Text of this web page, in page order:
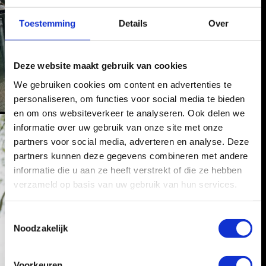
Toestemming Details Over
Deze website maakt gebruik van cookies
We gebruiken cookies om content en advertenties te
personaliseren, om functies voor social media te bieden
en om ons websiteverkeer te analyseren. Ook delen we
informatie over uw gebruik van onze site met onze
partners voor social media, adverteren en analyse. Deze
partners kunnen deze gegevens combineren met andere
informatie die u aan ze heeft verstrekt of die ze hebben
verzameld op basis van uw gebruik van hun services.
Noodzakelijk